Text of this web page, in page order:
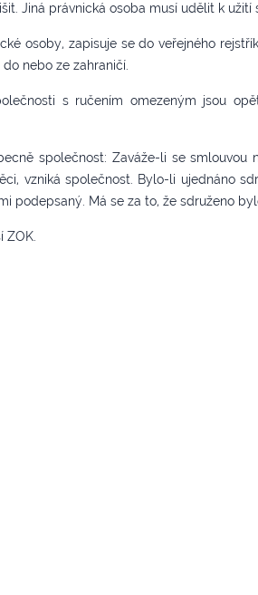
Jiná právnická osoba musí udělit k užití
osoby, zapisuje se do veřejného
nebo ze zahraničí.
s ručením omezeným jsou
společnost: Zaváže-li se smlouvou
vzniká společnost. Bylo-li ujednáno
podepsaný. Má se za to, že sdruženo
ZOK.